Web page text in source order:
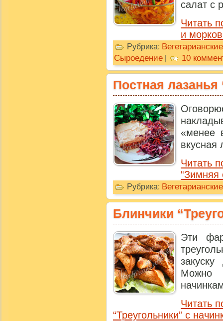
салат с
Читать
и
Рубрика:
Сыроедение
10
Постная лазанья
«менее
вкусная
Читать
“Зимняя
Рубрика:
Блинчики
Эти
Можно
Читать
“Треугольники” с